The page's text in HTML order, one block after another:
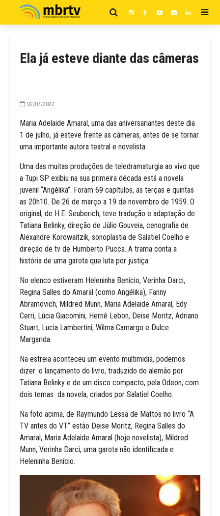
Ela já esteve diante das câmeras
02/07/2022
Maria Adelaide Amaral, uma das aniversariantes deste dia
1 de julho, já esteve frente as câmeras, antes de se tornar
uma importante autora teatral e novelista.
Uma das muitas produções de teledramaturgia ao vivo que
a Tupi SP exibiu na sua primeira década está a novela
juvenil “Angélika”. Foram 69 capítulos, as terças e quintas
as 20h10. De 26 de março a 19 de novembro de 1959. O
original, de H.E. Seuberich, teve tradução e adaptação de
Tatiana Belinky, direção de Júlio Gouveia, cenografia de
Alexandre Korowaitzik, sonoplastia de Salatiel Coelho e
direção de tv de Humberto Pucca. A trama conta a
história de uma garota que luta por justiça.
No elenco estiveram Heleninha Benício, Verinha Darci,
Regina Salles do Amaral (como Angélika), Fanny
Abramovich, Mildred Munn, Maria Adelaide Amaral, Edy
Cerri, Lúcia Giacomini, Hernê Lebon, Deise Moritz, Adriano
Stuart, Lucia Lambertini, Wilma Camargo e Dulce
Margarida.
Na estreia aconteceu um evento multimidia, podemos
dizer: o lançamento do livro, traduzido do alemão por
Tatiana Belinky e de um disco compacto, pela Odeon, com
dois temas da novela, criados por Salatiel Coelho.
Na foto acima, de Raymundo Lessa de Mattos no livro “A
TV antes do VT” estão Deise Moritz, Regina Salles do
Amaral, Maria Adelaide Amaral (hoje novelista), Mildred
Munn, Verinha Darci, uma garota não identificada e
Heleninha Benício.